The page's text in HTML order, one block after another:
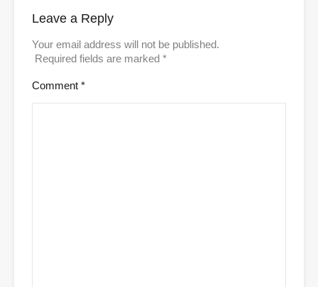
Leave a Reply
Your email address will not be published.
Required fields are marked *
Comment *